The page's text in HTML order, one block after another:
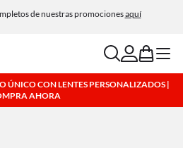
de nuestras promocionesaquí
en todas tus compras.
searchaccount
bag menu
ÚNICO CON LENTES PERSONALIZADOS |
AHORA